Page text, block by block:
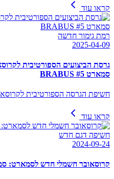
קראו עוד
רמת גימור חדשה
2025-04-09
גרסת הביצועים הספורטיבית
סמארט #5 BRABUS
חשיפת הגרסה הספורטיבית
קראו עוד
חשיפה דגם חדש
2024-09-24
קרוסאובר חשמלי חדש לסמארט: